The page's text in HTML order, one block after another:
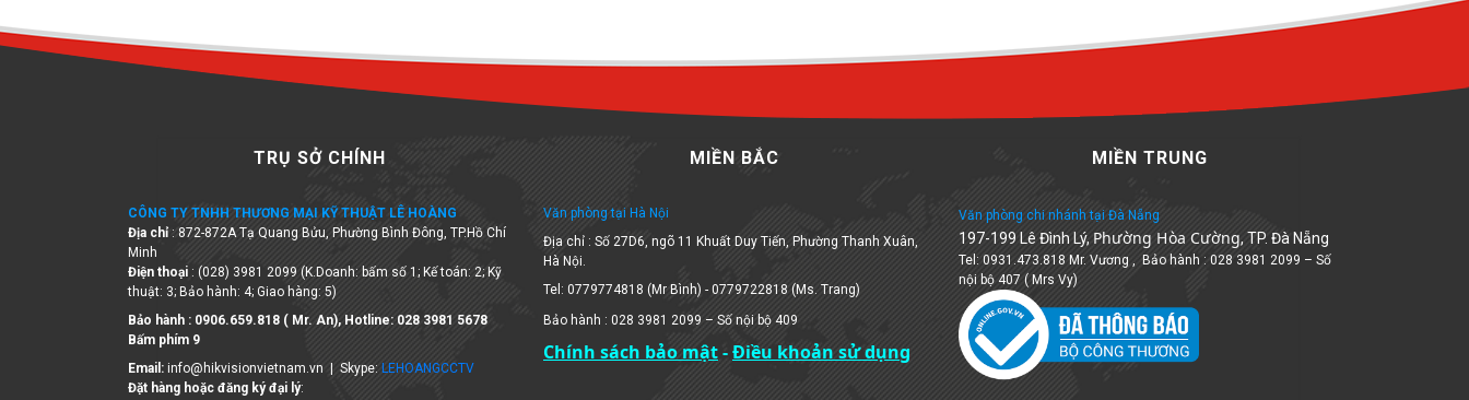
TRỤ SỞ CHÍNH
CÔNG TY TNHH THƯƠNG MẠI KỸ THUẬT LÊ HOÀNG
Địa chỉ : 872-872A Tạ Quang Bửu, Phường Bình Đông, TP.Hồ Chí
Minh
Điện thoại : (028) 3981 2099 (K.Doanh: bấm số 1; Kế toán: 2; Kỹ
thuật: 3; Bảo hành: 4; Giao hàng: 5)
Bảo hành : 0906.659.818 ( Mr. An), Hotline:028 3981 5678
Bấm phím 9
Email: info@hikvisionvietnam.vn | Skype: LEHOANGCCTV
Đặt hàng hoặc đăng ký đại lý:
MIỀN BẮC
Văn phòng tại Hà Nội
Địa chỉ : Số 27D6, ngõ 11 Khuất Duy Tiến, Phường Thanh Xuân,
Hà Nội.
Tel: 0779774818 (Mr Bình) - 0779722818 (Ms. Trang)
Bảo hành : 028 3981 2099 – Số nội bộ 409
Chính sách bảo mật-Điều khoản sử dụng
MIỀN TRUNG
Văn phòng chi nhánh tại Đà Nẵng
197-199 Lê Đình Lý, Phường Hòa Cường, TP. Đà Nẵng
Tel: 0931.473.818 Mr. Vương , Bảo hành : 028 3981 2099 – Số
nội bộ 407 ( Mrs Vy)